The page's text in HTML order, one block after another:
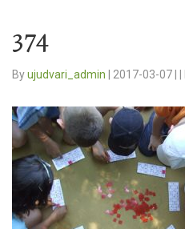
374
Byujudvari_admin 2017-03-07